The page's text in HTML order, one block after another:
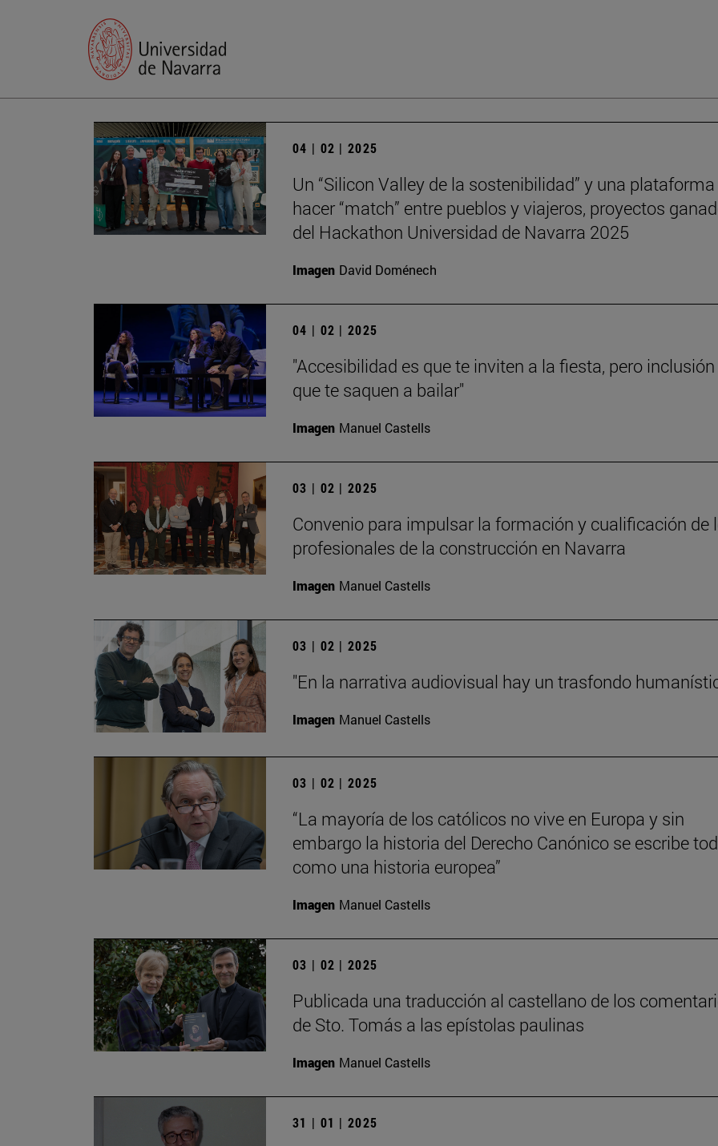
04 | 02 | 2025
Un “Silicon Valley de la sostenibilidad” y una
hacer “match” entre pueblos y viajeros, proyectos
del Hackathon Universidad de Navarra 2025
Imagen David Doménech
04 | 02 | 2025
"Accesibilidad es que te inviten a la fiesta, pero inclusión
que te saquen a bailar"
Imagen Manuel Castells
03 | 02 | 2025
Convenio para impulsar la formación y cualificación de
profesionales de la construcción en Navarra
Imagen Manuel Castells
03 | 02 | 2025
"En la narrativa audiovisual hay un trasfondo
Imagen Manuel Castells
03 | 02 | 2025
“La mayoría de los católicos no vive en Europa y sin
embargo la historia del Derecho Canónico se escribe
como una historia europea”
Imagen Manuel Castells
03 | 02 | 2025
Publicada una traducción al castellano de los
de Sto. Tomás a las epístolas paulinas
Imagen Manuel Castells
31 | 01 | 2025